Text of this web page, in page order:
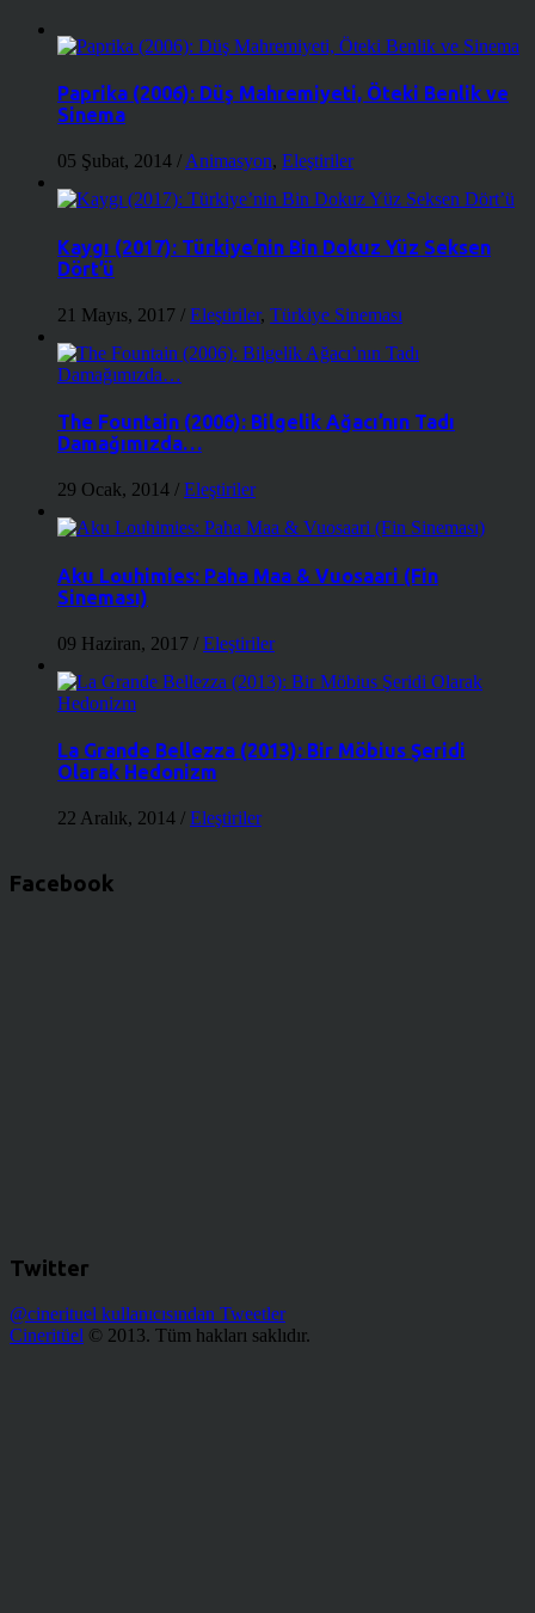
Paprika (2006): Düş Mahremiyeti, Öteki Benlik ve
Sinema
05 Şubat, 2014 / Animasyon, Eleştiriler
Kaygı (2017): Türkiye’nin Bin Dokuz Yüz Seksen
Dört’ü
21 Mayıs, 2017 / Eleştiriler, Türkiye Sineması
The Fountain (2006): Bilgelik Ağacı’nın Tadı
Damağımızda…
29 Ocak, 2014 / Eleştiriler
Aku Louhimies: Paha Maa & Vuosaari (Fin
Sineması)
09 Haziran, 2017 / Eleştiriler
La Grande Bellezza (2013): Bir Möbius Şeridi
Olarak Hedonizm
22 Aralık, 2014 / Eleştiriler
Facebook
Twitter
@cinerituel kullanıcısından Tweetler
Cineritüel © 2013. Tüm hakları saklıdır.